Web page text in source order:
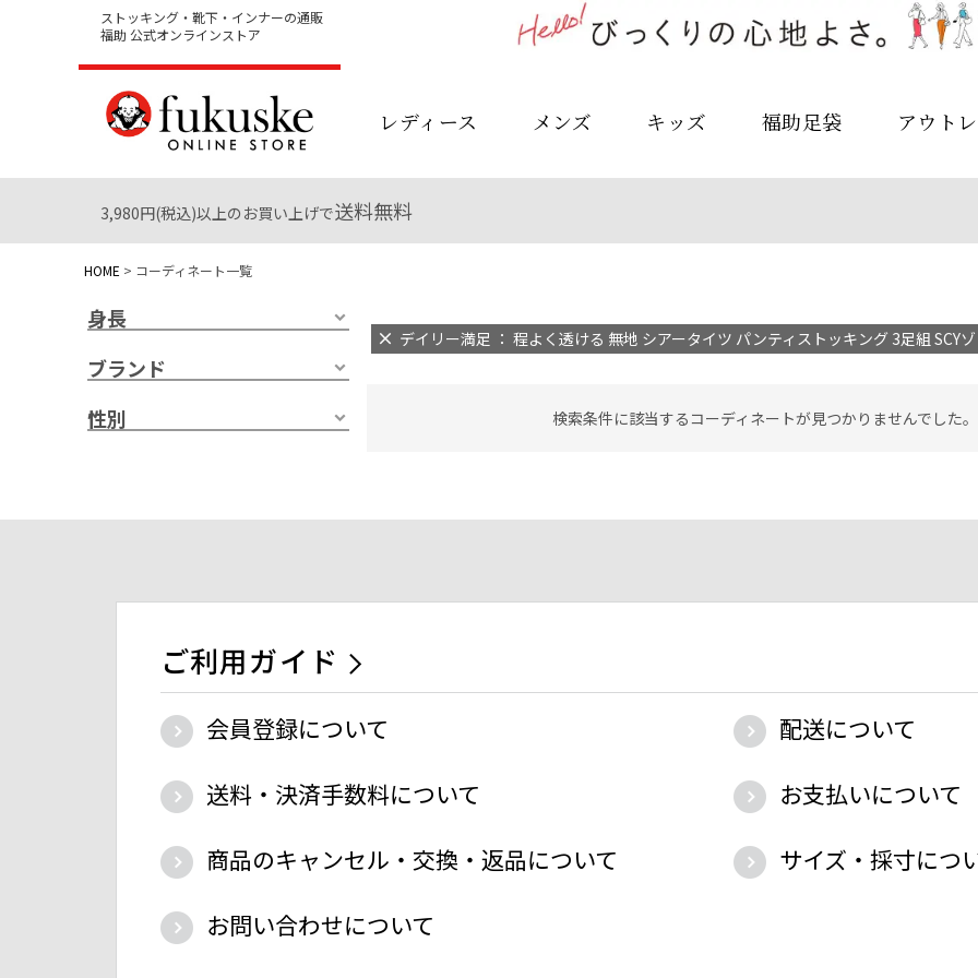
ストッキング・靴下・インナーの通販
福助 公式オンラインストア
レディース メンズ キッズ 福助足袋 アウト
3,980円(税込)以上のお買い上げで送料無料
HOME コーディネート一覧
身長
ブランド
性別
デイリー満足 ： 程よく透ける 無地 シアータイツ パンティストッキング 3足組 SCY
検索条件に該当するコーディネートが見つかりませんでした
ご利用ガイド
会員登録について
配送について
送料・決済手数料について
お支払いについて
商品のキャンセル・交換・返品について
サイズ・採寸につ
お問い合わせについて